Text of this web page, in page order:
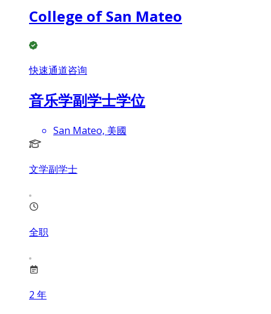
College of San Mateo
快速通道咨询
音乐学副学士学位
San Mateo, 美國
文学副学士
全职
2 年